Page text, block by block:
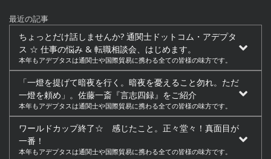
最近の記事
ちょっとだけ話しませんか? 通関士ドットコム・アデプタ
ス ☆ 仕事の悩み & 転職相談会、はじめます。
本年もアデプタスは通関士や国際貿易に携わる全ての皆様の味方です。
「一燈を提げて暗夜を行く。暗夜を憂えること勿れ。ただ
一燈を頼め」。佐藤一斎『言志四録』をご紹介
本年もアデプタスは通関士や国際貿易に携わる全ての皆様の味方です。
ワールドカップ終了☆ 感じたこと。正々堂々！真面目が
一番！
本年もアデプタスは通関士や国際貿易に携わる全ての皆様の味方です。